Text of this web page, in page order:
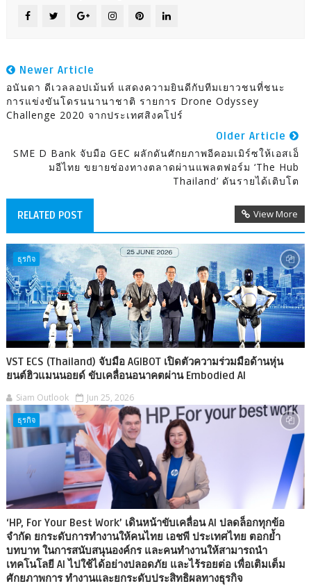
Newer Article
อนันดา ดีเวลลอปเม้นท์ แสดงความยินดีกับทีมเยาวชนที่ชนะ
การแข่งขันโดรนนานาชาติ รายการ Drone Odyssey
Challenge 2020 จากประเทศสิงคโปร์
Older Article
SME D Bank จับมือ GEC ผลักดันศักยภาพอีคอมเมิร์ซให้เอสเอ็
มอีไทย ขยายช่องทางตลาดผ่านแพลตฟอร์ม ‘The Hub
Thailand’ ดันรายได้เติบโต
RELATED POST View More
ธุรกิจ
VST ECS (Thailand) จับมือ AGIBOT เปิดตัวความร่วมมือด้านหุ่น
ยนต์ฮิวแมนนอยด์ ขับเคลื่อนอนาคตผ่าน Embodied AI
Siam Outlook Jun 25, 2026
ธุรกิจ
‘HP, For Your Best Work’ เดินหน้าขับเคลื่อน AI ปลดล็อกทุกข้อ
จำกัด ยกระดับการทำงานให้คนไทย เอชพี ประเทศไทย ตอกย้ำ
บทบาท ในการสนับสนุนองค์กร และคนทำงานให้สามารถนำ
เทคโนโลยี AI ไปใช้ได้อย่างปลอดภัย และไร้รอยต่อ เพื่อเติมเต็ม
ศักยภาพการ ทำงานและยกระดับประสิทธิผลทางธุรกิจ